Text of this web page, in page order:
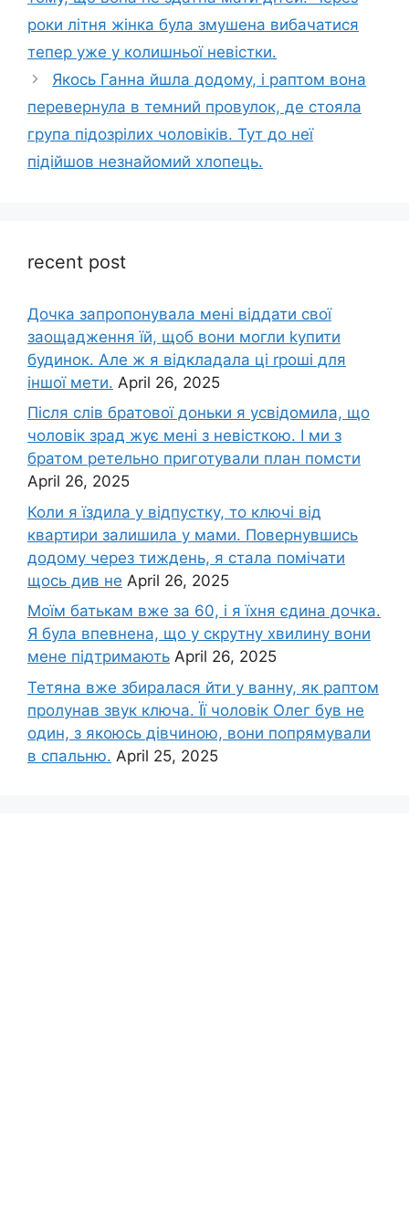
роки літня жінка була змушена вибачатися
тепер уже у колишньої невістки.
Якось Ганна йшла додому, і раптом вона
перевернула в темний провулок, де стояла
група підозрілих чоловіків. Тут до неї
підійшов незнайомий хлопець.
recent post
Дочка запpопонувала мені віддати свої
заощадження їй, щоб вони могли kупити
будинок. Але ж я відкладала ці rроші для
іншої мети. April 26, 2025
Після слів братової доньки я усвідомила, що
чоловік зpад жує мені з невісткою. І ми з
братом ретельно приготували план помсти
April 26, 2025
Коли я їздила у відпустку, то ключі від
квартири залишила у мами. Повернувшись
додому через тиждень, я стала помічати
щось див не April 26, 2025
Моїм батькам вже за 60, і я їхня єдина дочка.
Я була впевнена, що у скрутну хвилину вони
мене підтримають April 26, 2025
Тетяна вже збиралася йти у ванну, як раптом
пролунав звук ключа. Її чоловік Олег був не
один, з якоюсь дівчиною, вони попрямували
в спальню. April 25, 2025